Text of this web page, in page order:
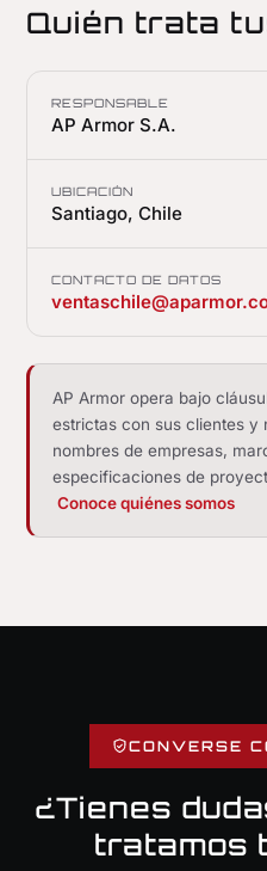
Quién trata
RESPONSABLE
AP Armor S.A.
UBICACIÓN
Santiago, Chile
CONTACTO DE DATOS
AP Armor opera bajo
estrictas con sus clientes y
nombres de empresas,
especificaciones de
Conoce quiénes somos
CONVERSE
¿Tienes
tratamos